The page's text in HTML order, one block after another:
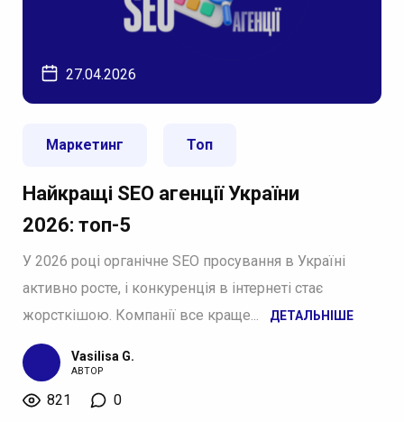
27.04.2026
Маркетинг Топ
Найкращі SEO агенції України
2026: топ-5
У 2026 році органічне SEO просування в Україні
активно росте, і конкуренція в інтернеті стає
жорсткішою. Компанії все краще...
ДЕТАЛЬНІШЕ
Vasilisa G.
АВТОР
821 0